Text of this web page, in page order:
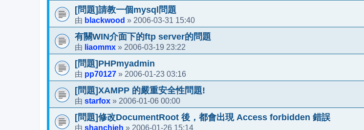
[問題]請教一個mysql問題
由 blackwood » 2006-03-31 15:40
有關WIN介面下的ftp server的問題
由 liaommx » 2006-03-19 23:22
[問題]PHPmyadmin
由 pp70127 » 2006-01-23 03:16
[問題]XAMPP 的嚴重安全性問題!
由 starfox » 2006-01-06 00:00
[問題]修改DocumentRoot 後，都會出現 Access forbidden 錯誤
由 shanchieh » 2006-01-26 15:14